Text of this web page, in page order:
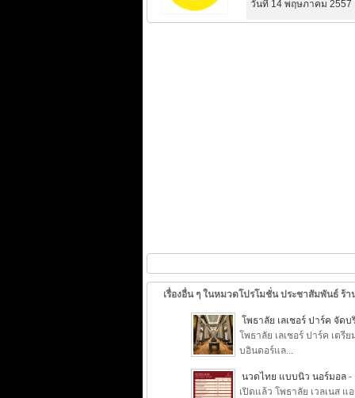
วันที่ 14 พฤษภาคม 2557
เรื่องอื่น ๆ ในหมวดโปรโมชั่น ประชาสัมพันธ์ ร้
โพธาลัย เลเชอร์ ปาร์ค จัด
โพธาลัย เลเชอร์ ปาร์ค เต
บอินดอร์แล...
นวดไทย แบบนิว นอร์มอล-
เปิดแล้ว โพธาลัย เวลเนส